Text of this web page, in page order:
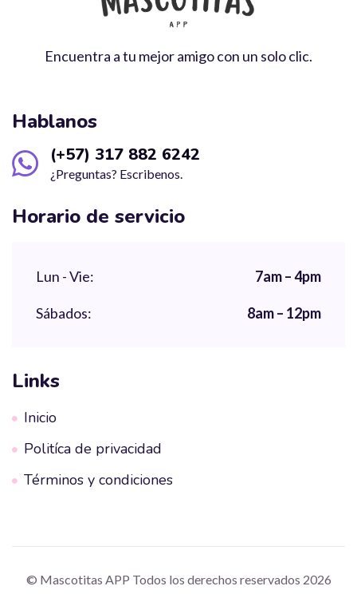
Encuentra a tu mejor amigo con un solo clic.
Hablanos
(+57) 317 882 6242
¿Preguntas? Escribenos.
Horario de servicio
Lun - Vie: 7am – 4pm
Sábados: 8am – 12pm
Links
Inicio
Politíca de privacidad
Términos y condiciones
© Mascotitas APP Todos los derechos reservados 2026